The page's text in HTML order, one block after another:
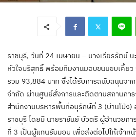
ราชบุรี, วันที่ 24 เมษายน – นางเธียรรัตน์
หัวใจบริสุทธิ์ พร้อมทีมงานมอบขนมขบเคี้ย
รวม 93,884 บาท ซึ่งได้รับการสนับสนุนจา
จำกัด ผ่านศูนย์สั่งการและติดตามสถานกา
สำนักงานบริหารพื้นที่อนุรักษ์ที่ 3 (บ้านโป่ง)
ราชบุรี โดยมี นายราชันย์ บัวตรี ผู้อำนวยก
ที่ 3 เป็นผู้แทนรับมอบ เพื่อส่งต่อไปให้เจ้า